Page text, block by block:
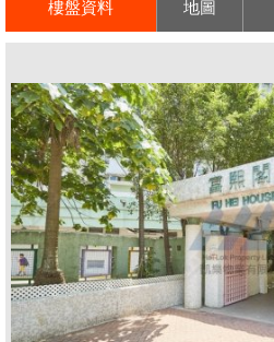
樓盤資料 地圖